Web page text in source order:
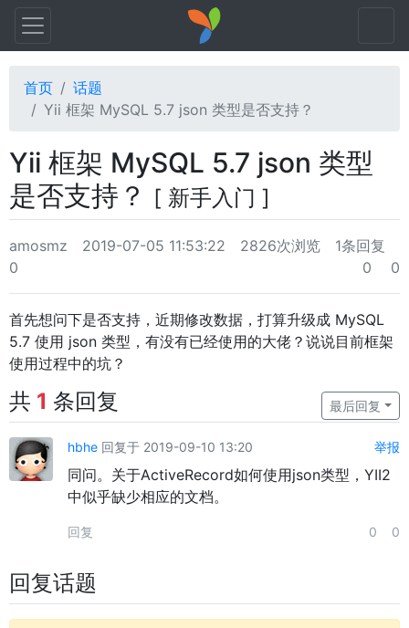
首页
话题
Yii 框架 MySQL 5.7 json 类型是否支持？
Yii 框架 MySQL 5.7 json 类型
是否支持？
[ 新手入门 ]
amosmz 2019-07-05 11:53:22 2826次浏览
1条回复
0
0 0
首先想问下是否支持，近期修改数据，打算升级成 MySQL
5.7 使用 json 类型，有没有已经使用的大佬？说说目前框架
使用过程中的坑？
共 1 条回复 最后回复
hbhe 回复于 2019-09-10 13:20 举报
同问。关于ActiveRecord如何使用json类型，YII2
中似乎缺少相应的文档。
回复 0 0
回复话题